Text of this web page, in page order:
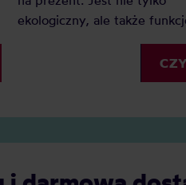
ekologiczny, ale także
Kubki termiczne
różnych formach i
jest kilka modeli, które